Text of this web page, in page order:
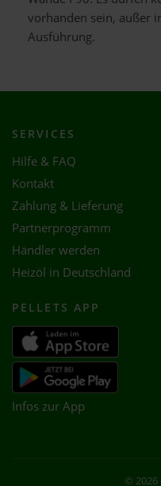
vorhanden sein, außer
Ausführung.
SERVICES
Hilfe & FAQ
Kontakt
Zahlung & Lieferung
Partnerprogramm
Händler werden
Heizöl in Deutschland
PELLETS APP
Infos zur App
© 2026